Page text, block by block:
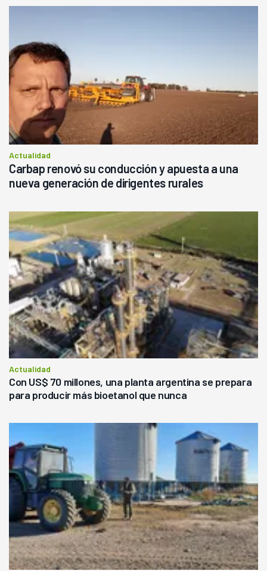
Actualidad
Carbap renovó su conducción y apuesta a una
nueva generación de dirigentes rurales
Actualidad
Con US$ 70 millones, una planta argentina se prepara
para producir más bioetanol que nunca